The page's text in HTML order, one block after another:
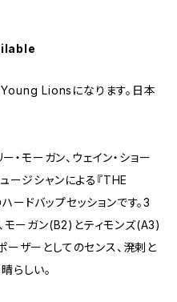
Lionsになります。日本
モーガン、ウェイン・ショー
ージシャンによる『THE
ドバップセッションです。3
モーガン(B2)とティモンズ(A3)
ザーとしてのセンス、溌剌と
らしい。